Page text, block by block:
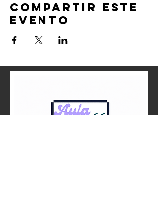
Compartir este
evento